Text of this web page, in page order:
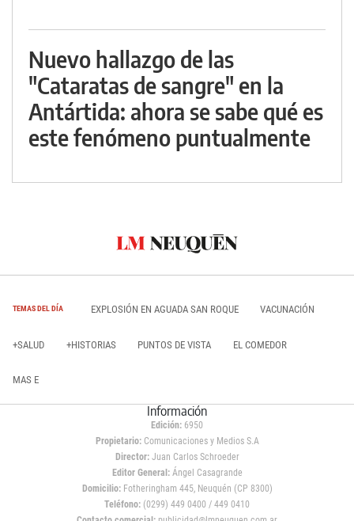
Nuevo hallazgo de las
"Cataratas de sangre" en la
Antártida: ahora se sabe qué es
este fenómeno puntualmente
TEMAS DEL DÍA EXPLOSIÓN EN AGUADA SAN ROQUE VACUNACIÓN
+SALUD +HISTORIAS PUNTOS DE VISTA EL COMEDOR
MAS E
Información
Edición: 6950
Propietario:Comunicaciones y Medios S.A
Director: Juan Carlos Schroeder
Editor General:Ángel Casagrande
Domicilio:Fotheringham 445, Neuquén (CP 8300)
Teléfono: (0299) 449 0400 / 449 0410